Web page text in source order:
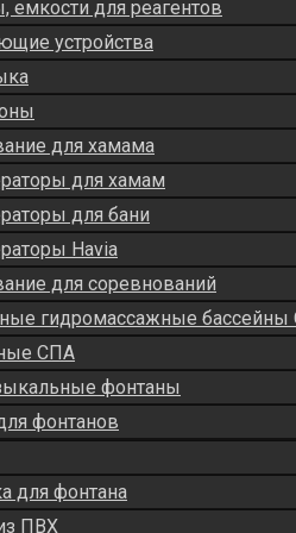
емкости для реагентов
устройства
для хамама
для хамам
для бани
Havia
для соревнований
гидромассажные
СПА
фонтаны
фонтанов
для фонтана
ПВХ